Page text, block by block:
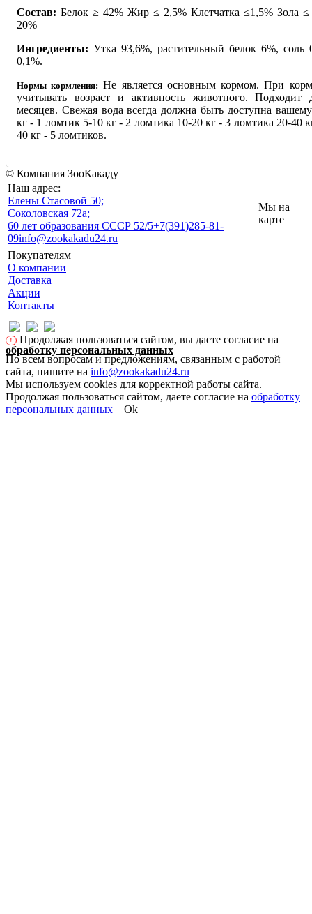
Состав: Белок ≥ 42% Жир ≤ 2,5% Клетчатка ≤1,5% Зола
20%
Ингредиенты: Утка 93,6%, растительный белок 6%, соль
0,1%.
Нормы кормления: Не является основным кормом. При
учитывать возраст и активность животного.
месяцев. Свежая вода всегда должна быть доступна
кг - 1 ломтик 5-10 кг - 2 ломтика 10-20 кг - 3 ломтика 20-40
40 кг - 5 ломтиков.
© Компания ЗооКакаду
Наш адрес:
Eлены Стасовой 50;
Соколовская 72а;
60 лет образования СССР 52/5+7(391)285-81-
09info@zookakadu24.ru
Мы на
карте
Покупателям
О компании
Доставка
Акции
Контакты
!
Продолжая пользоваться сайтом, вы даете согласие на
обработку персональных данных
По всем вопросам и предложениям, связанным с работой
сайта, пишите на info@zookakadu24.ru
Мы используем cookies для корректной работы сайта.
Продолжая пользоваться сайтом, даете согласие на обработку
персональных данных
Ok